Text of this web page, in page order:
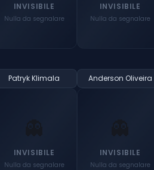
INVISIBILE
Nulla da segnalare
INVISIBILE
Nulla da segnalare
Patryk Klimala
INVISIBILE
Nulla da segnalare
Anderson Oliveira
INVISIBILE
Nulla da segnalare